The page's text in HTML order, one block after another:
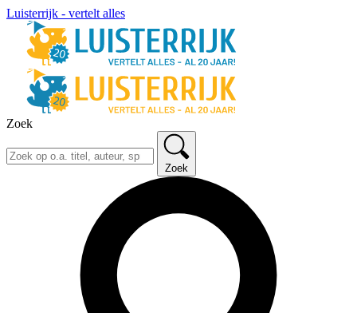
Luisterrijk - vertelt alles
Zoek
Zoek